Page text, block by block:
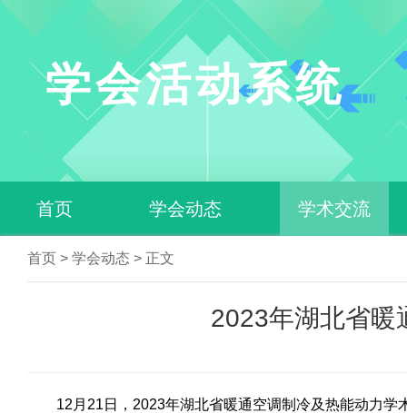
学会活动系统
首页 学会动态 学术交流
科技活动
首页 > 学会动态 > 正文
2023年湖北省暖
12月21日，2023年湖北省暖通空调制冷及热能动力